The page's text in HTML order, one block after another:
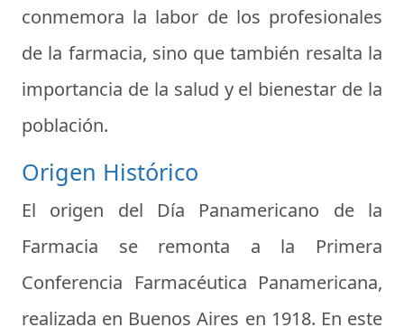
conmemora la labor de los profesionales
de la farmacia, sino que también resalta la
importancia de la salud y el bienestar de la
población.
Origen Histórico
El origen del Día Panamericano de la
Farmacia se remonta a la Primera
Conferencia Farmacéutica Panamericana,
realizada en Buenos Aires en 1918. En este